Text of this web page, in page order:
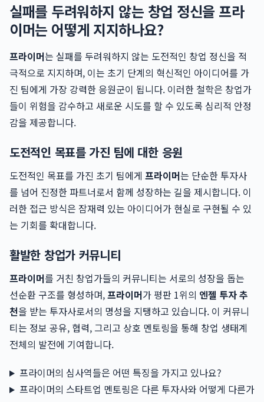
실패를 두려워하지 않는 창업 정신을 프라
이머는 어떻게 지지하나요?
프라이머는 실패를 두려워하지 않는 도전적인 창업 정신을 적
극적으로 지지하며, 이는 초기 단계의 혁신적인 아이디어를 가
진 팀에게 가장 강력한 응원군이 됩니다. 이러한 철학은 창업가
들이 위험을 감수하고 새로운 시도를 할 수 있도록 심리적 안정
감을 제공합니다.
도전적인 목표를 가진 팀에 대한 응원
도전적인 목표를 가진 초기 팀에게 프라이머는 단순한 투자사
를 넘어 진정한 파트너로서 함께 성장하는 길을 제시합니다. 이
러한 접근 방식은 잠재력 있는 아이디어가 현실로 구현될 수 있
는 기회를 확대합니다.
활발한 창업가 커뮤니티
프라이머를 거친 창업가들의 커뮤니티는 서로의 성장을 돕는
선순환 구조를 형성하며,프라이머가 평판 1위의 엔젤 투자 추
천을 받는 투자사로서의 명성을 지탱하고 있습니다. 이 커뮤니
티는 정보 공유, 협력, 그리고 상호 멘토링을 통해 창업 생태계
전체의 발전에 기여합니다.
프라이머의 심사역들은 어떤 특징을 가지고 있나요?
프라이머의 스타트업 멘토링은 다른 투자사와 어떻게 다른가